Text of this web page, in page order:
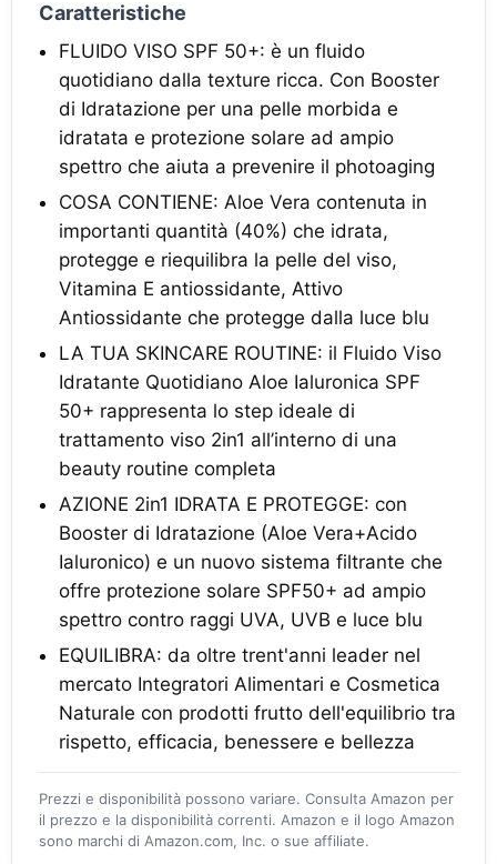
Caratteristiche
FLUIDO VISO SPF 50+: è un fluido
quotidiano dalla texture ricca. Con Booster
di Idratazione per una pelle morbida e
idratata e protezione solare ad ampio
spettro che aiuta a prevenire il photoaging
COSA CONTIENE: Aloe Vera contenuta in
importanti quantità (40%) che idrata,
protegge e riequilibra la pelle del viso,
Vitamina E antiossidante, Attivo
Antiossidante che protegge dalla luce blu
LA TUA SKINCARE ROUTINE: il Fluido Viso
Idratante Quotidiano Aloe Ialuronica SPF
50+ rappresenta lo step ideale di
trattamento viso 2in1 all’interno di una
beauty routine completa
AZIONE 2in1 IDRATA E PROTEGGE: con
Booster di Idratazione (Aloe Vera+Acido
Ialuronico) e un nuovo sistema filtrante che
offre protezione solare SPF50+ ad ampio
spettro contro raggi UVA, UVB e luce blu
EQUILIBRA: da oltre trent'anni leader nel
mercato Integratori Alimentari e Cosmetica
Naturale con prodotti frutto dell'equilibrio tra
rispetto, efficacia, benessere e bellezza
Prezzi e disponibilità possono variare. Consulta Amazon per
il prezzo e la disponibilità correnti. Amazon e il logo Amazon
sono marchi di Amazon.com, Inc. o sue affiliate.